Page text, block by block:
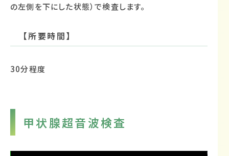
の左側を下にした状態）で検査します。
【所要時間】
30分程度
甲状腺超音波検査